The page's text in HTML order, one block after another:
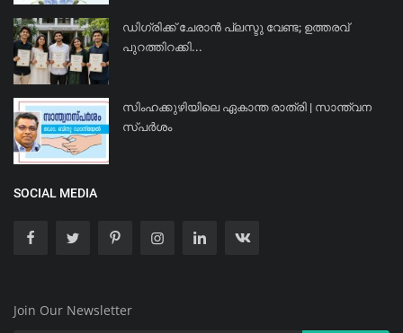
ഡിഗ്രിക്ക് ചേരാന്‍ പ്ലസ്ടു വേണ്ട; ഉത്തരവ്
പുറത്തിറക്കി...
സിംഹക്കുഴിയിലെ ഏകാന്ത രാത്രി | സാന്ത്വന
സ്പർശം
SOCIAL MEDIA
Join Our Newsletter